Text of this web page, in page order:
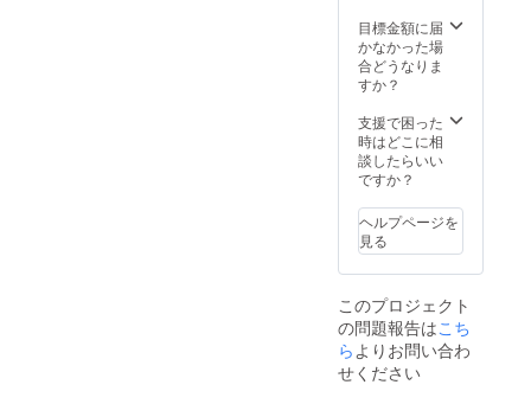
ださい
ませ。
※備考欄
ムを受
け取る
方のお
名前を
くださ
い。
いたし
ます。
目標金額に届
かなかった場
合どうなりま
すか？
支援で困った
時はどこに相
談したらいい
ですか？
ヘルプページを
見る
このプロジェクト
の問題報告はこち
ら よりお問い合わ
せください